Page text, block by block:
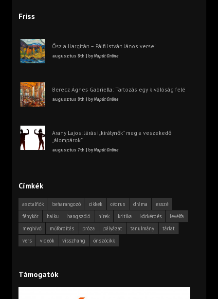
Friss
Ősz a Hargitán – Pálfi István János versei
augusztus 8th | byNapút Online
Berecz Ágnes Gabriella: Tartozás egy kiválóság felé
augusztus 8th | byNapút Online
Arany Lajos: Járási „királynők” meg a veszekedő
„álompárok”
augusztus 7th | byNapút Online
Címkék
asztalfiók beharangozó cikkek cédrus dráma
esszé
fénykör
haiku hangszóló hírek kritika körkérdés
levélfa
meghívó
műfordítás próza pályázat tanulmány
tárlat
vers
videók visszhang önszócikk
Támogatók